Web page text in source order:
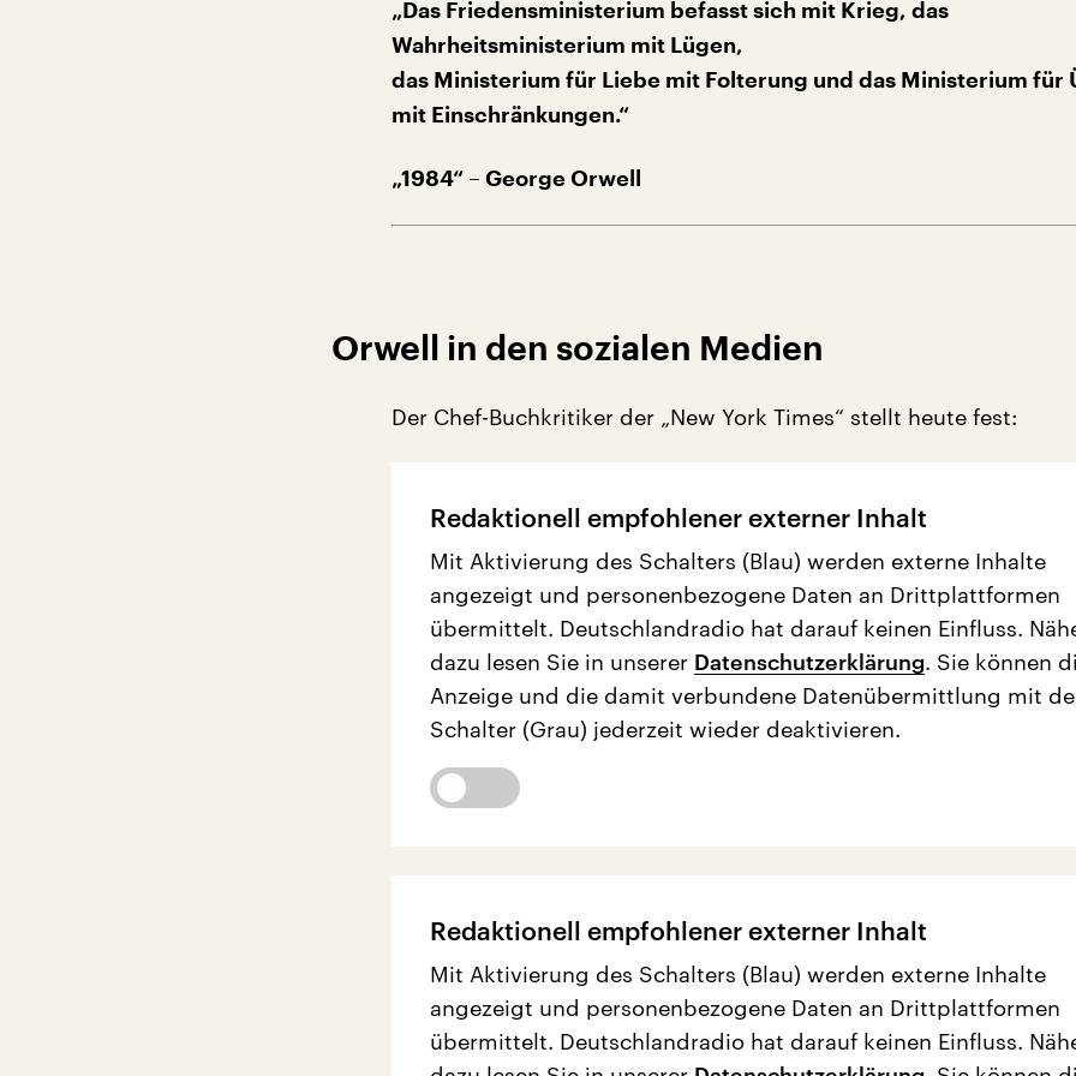
„Das Friedensministerium befasst sich mit Krieg, das
Wahrheitsministerium mit Lügen,
das Ministerium für Liebe mit Folterung und das Ministerium für
mit Einschränkungen.“
„1984“ – George Orwell
Orwell in den sozialen Medien
Der Chef-Buchkritiker der „New York Times“ stellt heute fest:
Redaktionell empfohlener externer Inhalt
Mit Aktivierung des Schalters (Blau) werden externe Inhalte
angezeigt und personenbezogene Daten an Drittplattformen
übermittelt. Deutschlandradio hat darauf keinen Einfluss.
dazu lesen Sie in unserer Datenschutzerklärung. Sie können
Anzeige und die damit verbundene Datenübermittlung mit
Schalter (Grau) jederzeit wieder deaktivieren.
Redaktionell empfohlener externer Inhalt
Mit Aktivierung des Schalters (Blau) werden externe Inhalte
angezeigt und personenbezogene Daten an Drittplattformen
übermittelt. Deutschlandradio hat darauf keinen Einfluss.